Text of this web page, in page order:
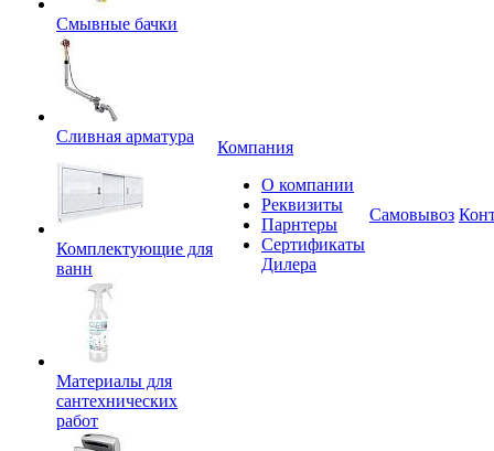
Смывные бачки
Сливная арматура
Комплектующие для
ванн
Материалы для
сантехнических
работ
Компания
О компании
Реквизиты
Парнтеры
Сертификаты
Дилера
Самовывоз